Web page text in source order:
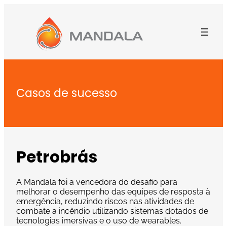
conteúdo
Casos de sucesso
Petrobrás
A Mandala foi a vencedora do desafio para
melhorar o desempenho das equipes de resposta à
emergência, reduzindo riscos nas atividades de
combate a incêndio utilizando sistemas dotados de
tecnologias imersivas e o uso de wearables.